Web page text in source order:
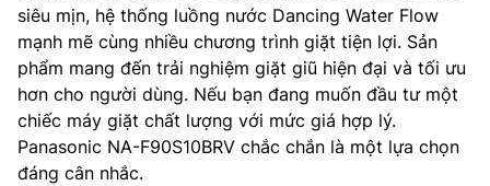
siêu mịn, hệ thống luồng nước Dancing Water Flow
mạnh mẽ cùng nhiều chương trình giặt tiện lợi. Sản
phẩm mang đến trải nghiệm giặt giũ hiện đại và tối ưu
hơn cho người dùng. Nếu bạn đang muốn đầu tư một
chiếc máy giặt chất lượng với mức giá hợp lý.
Panasonic NA-F90S10BRV chắc chắn là một lựa chọn
đáng cân nhắc.